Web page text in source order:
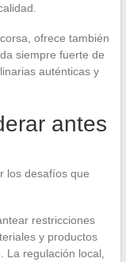
ofrece también
siempre fuerte de
auténticas y
antes
los desafíos que
restricciones
y productos
La regulación local,